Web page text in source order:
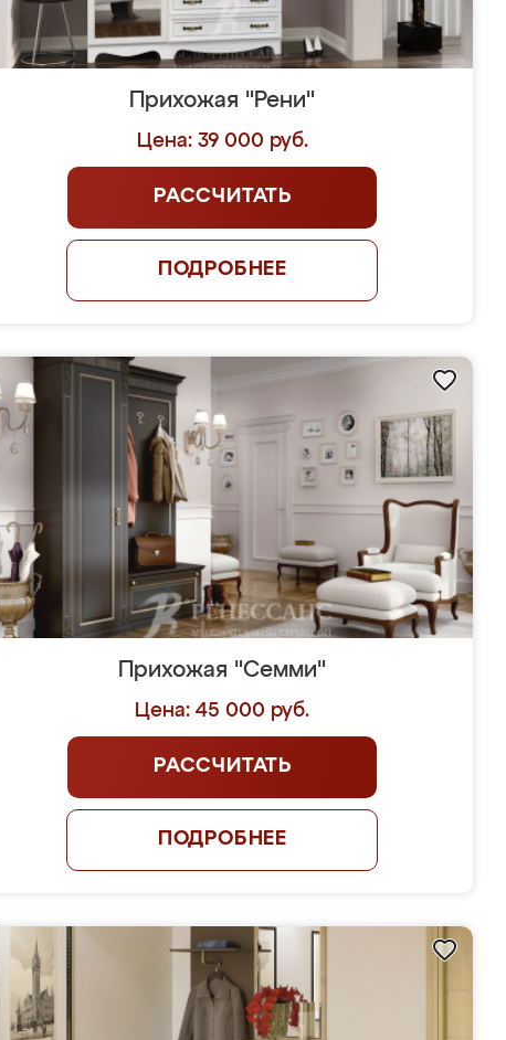
Прихожая "Рени"
Цена: 39 000 руб.
РАССЧИТАТЬ
ПОДРОБНЕЕ
Прихожая "Семми"
Цена: 45 000 руб.
РАССЧИТАТЬ
ПОДРОБНЕЕ